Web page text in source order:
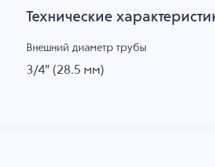
Технические
Внешний диаметр трубы
3/4" (28.5 мм)